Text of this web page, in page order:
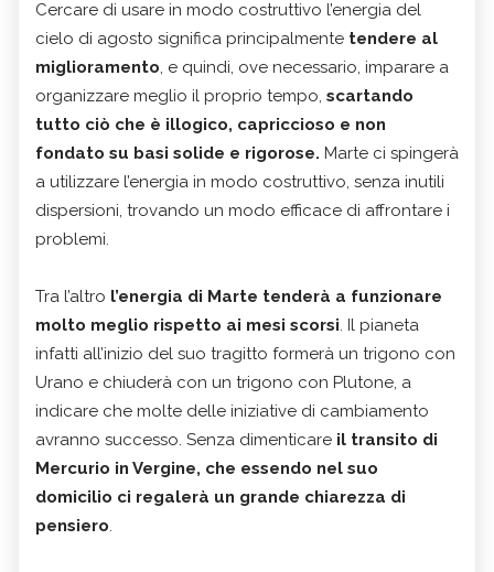
Cercare di usare in modo costruttivo l’energia del
cielo di agosto significa principalmente tendere al
miglioramento, e quindi, ove necessario, imparare a
organizzare meglio il proprio tempo, scartando
tutto ciò che è illogico, capriccioso e non
fondato su basi solide e rigorose. Marte ci spingerà
a utilizzare l’energia in modo costruttivo, senza inutili
dispersioni, trovando un modo efficace di affrontare i
problemi.
Tra l’altro l’energia di Marte tenderà a funzionare
molto meglio rispetto ai mesi scorsi. Il pianeta
infatti all’inizio del suo tragitto formerà un trigono con
Urano e chiuderà con un trigono con Plutone, a
indicare che molte delle iniziative di cambiamento
avranno successo. Senza dimenticare il transito di
Mercurio in Vergine, che essendo nel suo
domicilio ci regalerà un grande chiarezza di
pensiero.